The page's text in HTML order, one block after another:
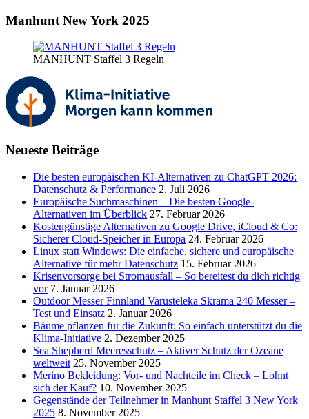
Manhunt New York 2025
MANHUNT Staffel 3 Regeln
Neueste Beiträge
Die besten europäischen KI-Alternativen zu ChatGPT 2026:
Datenschutz & Performance 2. Juli 2026
Europäische Suchmaschinen – Die besten Google-
Alternativen im Überblick 27. Februar 2026
Kostengünstige Alternativen zu Google Drive, iCloud & Co:
Sicherer Cloud-Speicher in Europa 24. Februar 2026
Linux statt Windows: Die einfache, sichere und europäische
Alternative für mehr Datenschutz 15. Februar 2026
Krisenvorsorge bei Stromausfall – So bereitest du dich richtig
vor 7. Januar 2026
Outdoor Messer Finnland Varusteleka Skrama 240 Messer –
Test und Einsatz 2. Januar 2026
Bäume pflanzen für die Zukunft: So einfach unterstützt du die
Klima-Initiative 2. Dezember 2025
Sea Shepherd Meeresschutz – Aktiver Schutz der Ozeane
weltweit 25. November 2025
Merino Bekleidung: Vor- und Nachteile im Check – Lohnt
sich der Kauf? 10. November 2025
Gegenstände der Teilnehmer in Manhunt Staffel 3 New York
2025 8. November 2025